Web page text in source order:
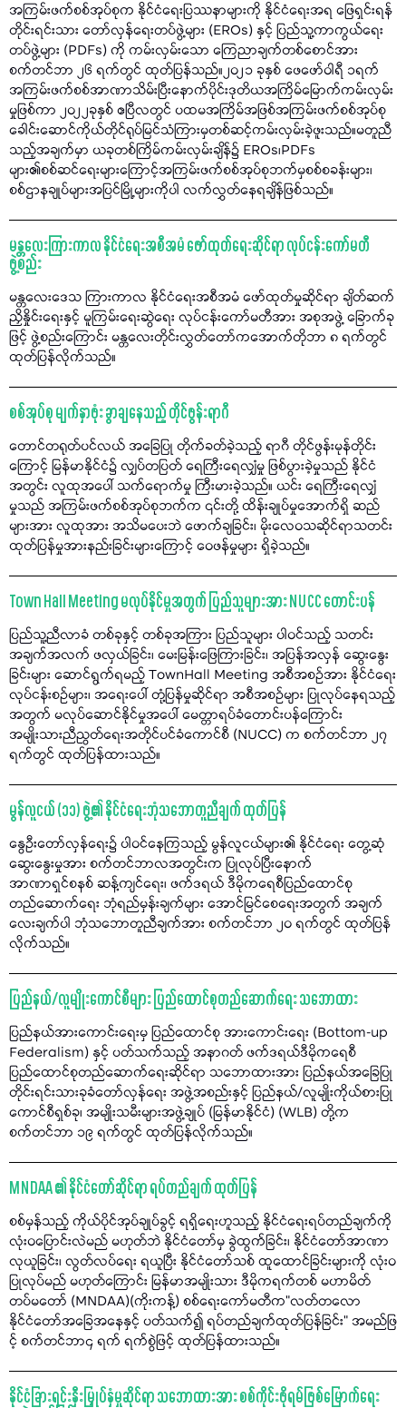
အကြမ်းဖက်စစ်အုပ်စုက နိုင်ငံရေးပြဿနာများကို နိုင်ငံရေးအရ ဖြေရှင်းရန်
တိုင်းရင်းသား တော်လှန်ရေးတပ်ဖွဲ့များ (EROs) နှင့် ပြည်သူ့ကာကွယ်ရေး
တပ်ဖွဲ့များ (PDFs) ကို ကမ်းလှမ်းသော ကြေညာချက်တစ်စောင်အား
စက်တင်ဘာ ၂၆ ရက်တွင် ထုတ်ပြန်သည်။၂၀၂၁ ခုနှစ် ဖေဖော်ဝါရီ ၁ရက်
အကြမ်းဖက်စစ်အာဏာသိမ်းပြီးနောက်ပိုင်းဒုတိယအကြိမ်မြောက်ကမ်းလှမ်း
မှုဖြစ်ကာ ၂၀၂၂ခုနှစ် ဧပြီလတွင် ပထမအကြိမ်အဖြစ်အကြမ်းဖက်စစ်အုပ်စု
ခေါင်းဆောင်ကိုယ်တိုင်ရုပ်မြင်သံကြားမှတစ်ဆင့်ကမ်းလှမ်းခဲ့ဖူးသည်။မတူညီ
သည့်အချက်မှာ ယခုတစ်ကြိမ်ကမ်းလှမ်းချိန်၌ EROs၊PDFs
များ၏စစ်ဆင်ရေးများကြောင့်အကြမ်းဖက်စစ်အုပ်စုဘက်မှစစ်စခန်းများ၊
စစ်ဌာနချုပ်များအပြင်မြို့များကိုပါ လက်လွှတ်နေရချိန်ဖြစ်သည်။
မန္တလေးကြားကာလ နိုင်ငံရေးအစီအမံ ဖော်ထုတ်ရေးဆိုင်ရာ လုပ်ငန်းကော်မတီ
ဖွဲ့စည်း
မန္တလေးဒေသ ကြားကာလ နိုင်ငံရေးအစီအမံ ဖော်ထုတ်မှုဆိုင်ရာ ချိတ်ဆက်
ညှိနှိုင်းရေးနှင့် မူကြမ်းရေးဆွဲရေး လုပ်ငန်းကော်မတီအား အစုအဖွဲ့ ခြောက်ခု
ဖြင့် ဖွဲ့စည်းကြောင်း မန္တလေးတိုင်းလွှတ်တော်ကအောက်တိုဘာ ၈ ရက်တွင်
ထုတ်ပြန်လိုက်သည်။
စစ်အုပ်စု မျက်နှာဖုံး ခွာချနေသည့် တိုင်ဖွန်းရာဂီ
တောင်တရုတ်ပင်လယ် အခြေပြု တိုက်ခတ်ခဲ့သည့် ရာဂီ တိုင်ဖွန်းမုန်တိုင်း
ကြောင့် မြန်မာနိုင်ငံ၌ လျှပ်တပြတ် ရေကြီးရေလျှံမှု ဖြစ်ပွားခဲ့မှုသည် နိုင်ငံ
အတွင်း လူထုအပေါ် သက်ရောက်မှု ကြီးမားခဲ့သည်။ ယင်း ရေကြီးရေလျှံ
မှုသည် အကြမ်းဖက်စစ်အုပ်စုဘက်က ၎င်းတို့ ထိန်းချုပ်မှုအောက်ရှိ ဆည်
များအား လူထုအား အသိမပေးဘဲ ဖောက်ချခြင်း၊ မိုးလေဝသဆိုင်ရာသတင်း
ထုတ်ပြန်မှုအားနည်းခြင်းများကြောင့် ဝေဖန်မှုများ ရှိခဲ့သည်။
Town Hall Meeting မလုပ်နိုင်မှုအတွက် ပြည်သူများအား NUCC တောင်းပန်
ပြည်သူ့ညီလာခံ တစ်ခုနှင့် တစ်ခုအကြား ပြည်သူများ ပါဝင်သည့် သတင်း
အချက်အလက် ဖလှယ်ခြင်း၊ မေးမြန်းဖြေကြားခြင်း၊ အပြန်အလှန် ဆွေးနွေး
ခြင်းများ ဆောင်ရွက်ရမည့် TownHall Meeting အစီအစဉ်အား နိုင်ငံရေး
လုပ်ငန်းစဉ်များ၊ အရေးပေါ် တုံ့ပြန်မှုဆိုင်ရာ အစီအစဉ်များ ပြုလုပ်နေရသည့်
အတွက် မလုပ်ဆောင်နိုင်မှုအပေါ် မေတ္တာရပ်ခံတောင်းပန်ကြောင်း
အမျိုးသားညီညွတ်ရေးအတိုင်ပင်ခံကောင်စီ (NUCC) က စက်တင်ဘာ ၂၇
ရက်တွင် ထုတ်ပြန်ထားသည်။
မွန်လူငယ် (၁၁) ဖွဲ့၏ နိုင်ငံရေးဘုံသဘောတူညီချက် ထုတ်ပြန်
နွေဦးတော်လှန်ရေး၌ ပါဝင်နေကြသည့် မွန်လူငယ်များ၏ နိုင်ငံရေး တွေ့ဆုံ
ဆွေးနွေးမှုအား စက်တင်ဘာလအတွင်းက ပြုလုပ်ပြီးနောက်
အာဏာရှင်စနစ် ဆန့်ကျင်ရေး၊ ဖက်ဒရယ် ဒီမိုကရေစီပြည်ထောင်စု
တည်ဆောက်ရေး ဘုံရည်မှန်းချက်များ အောင်မြင်စေရေးအတွက် အချက်
လေးချက်ပါ ဘုံသဘောတူညီချက်အား စက်တင်ဘာ ၂၀ ရက်တွင် ထုတ်ပြန်
လိုက်သည်။
ပြည်နယ်/လူမျိုးကောင်စီများ ပြည်ထောင်စုတည်ဆောက်ရေး သဘောထား
ပြည်နယ်အားကောင်းရေးမှ ပြည်ထောင်စု အားကောင်းရေး (Bottom-up
Federalism) နှင့် ပတ်သက်သည့် အနာဂတ် ဖက်ဒရယ်ဒီမိုကရေစီ
ပြည်ထောင်စုတည်ဆောက်ရေးဆိုင်ရာ သဘောထားအား ပြည်နယ်အခြေပြု
တိုင်းရင်းသားခုခံတော်လှန်ရေး အဖွဲ့အစည်းနှင့် ပြည်နယ်/လူမျိုးကိုယ်စားပြု
ကောင်စီရှစ်ခု၊ အမျိုးသမီးများအဖွဲ့ချုပ် (မြန်မာနိုင်ငံ) (WLB) တို့က
စက်တင်ဘာ ၁၉ ရက်တွင် ထုတ်ပြန်လိုက်သည်။
MNDAA ၏ နိုင်ငံတော်ဆိုင်ရာ ရပ်တည်ချက် ထုတ်ပြန်
စစ်မှန်သည့် ကိုယ်ပိုင်အုပ်ချုပ်ခွင့် ရရှိရေးဟူသည့် နိုင်ငံရေးရပ်တည်ချက်ကို
လုံးဝပြောင်းလဲမည် မဟုတ်ဘဲ နိုင်ငံတော်မှ ခွဲထွက်ခြင်း၊ နိုင်ငံတော်အာဏာ
လုယူခြင်း၊ လွတ်လပ်ရေး ရယူပြီး နိုင်ငံတော်သစ် ထူထောင်ခြင်းများကို လုံးဝ
ပြုလုပ်မည် မဟုတ်ကြောင်း မြန်မာအမျိုးသား ဒီမိုကရက်တစ် မဟာမိတ်
တပ်မတော် (MNDAA)(ကိုးကန့်) စစ်ရေးကော်မတီက"လတ်တလော
နိုင်ငံတော်အခြေအနေနှင့် ပတ်သက်၍ ရပ်တည်ချက်ထုတ်ပြန်ခြင်း" အမည်ဖြ
င့် စက်တင်ဘာ၄ ရက် ရက်စွဲဖြင့် ထုတ်ပြန်ထားသည်။
နိုင်ငံခြားရင်းနှီးမြှုပ်နှံမှုဆိုင်ရာ သဘောထားအား စစ်ကိုင်းဖိုရမ်ဖြစ်မြောက်ရေး